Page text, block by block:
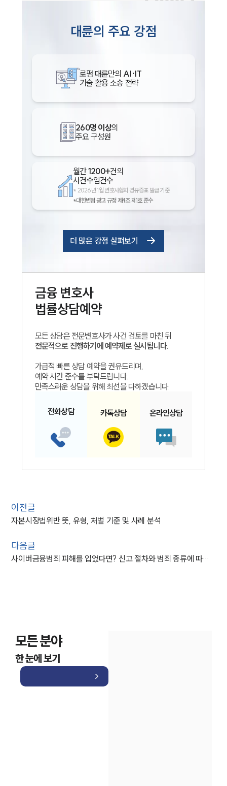
대륜의 주요 강점
로펌 대륜만의 AI·IT
기술 활용 소송 전략
260명 이상의
주요 구성원
월간1200+건의
사건수임건수
* 2026년 1월 변호사협회 경유증표 발급 기준
*대한변협 광고 규정 제4조 제1호 준수
더 많은 강점 살펴보기
금융변호사
법률상담예약
모든 상담은 전문변호사가 사건 검토를 마친 뒤
전문적으로 진행하기에 예약제로 실시됩니다.
가급적 빠른 상담 예약을 권유드리며,
예약 시간 준수를 부탁드립니다.
만족스러운 상담을 위해 최선을 다하겠습니다.
전화상담 카톡상담 온라인상담
이전글
자본시장법위반 뜻, 유형, 처벌 기준 및 사례 분석
다음글
사이버금융범죄 피해를 입었다면? 신고 절차와 범죄 종류에 따른 예방 방법
모든 분야
한 눈에 보기